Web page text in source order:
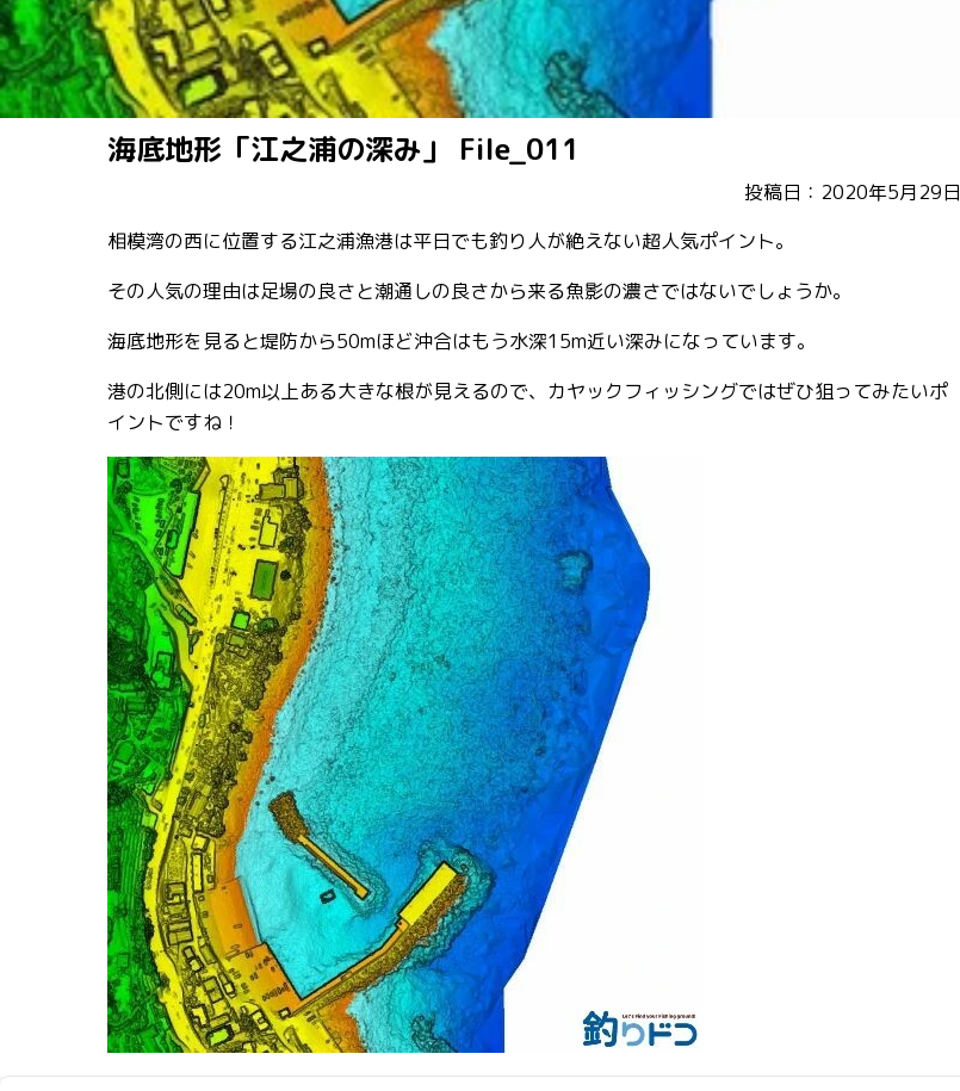
海底地形「江之浦の深み」 File_011
投稿日：2020年5月29日
相模湾の西に位置する江之浦漁港は平日でも釣り人が絶えない超人気ポイント。
その人気の理由は足場の良さと潮通しの良さから来る魚影の濃さではないでしょうか。
海底地形を見ると堤防から50mほど沖合はもう水深15m近い深みになっています。
港の北側には20m以上ある大きな根が見えるので、カヤックフィッシングではぜひ狙ってみたいポ
イントですね！